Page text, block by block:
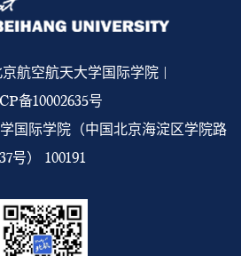
航空航天大学国际学院 |
备10002635号
国际学院（中国北京海淀区学院路
37号） 100191